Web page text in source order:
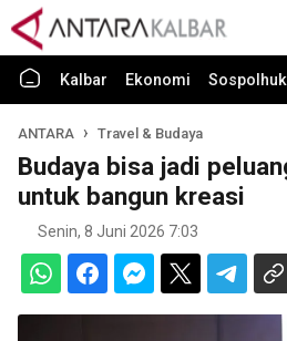
Kalbar Ekonomi
ANTARA Travel & Budaya
Budaya bisa jadi
untuk bangun kreasi
Senin, 8 Juni 2026 7:03